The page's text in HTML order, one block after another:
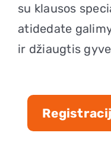
su klausos
atidedate
ir džiaugtis